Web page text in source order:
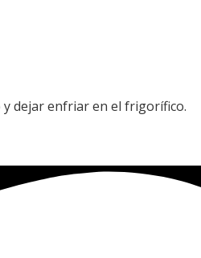
y dejar enfriar en el frigorífico.